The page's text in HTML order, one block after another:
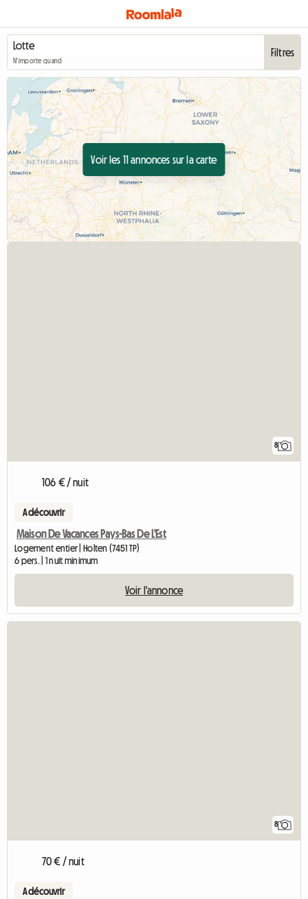
N'importe quand
Filtres
Voir les 11 annonces sur la carte
8
106 € / nuit
A découvrir
Maison De Vacances Pays-Bas De L'Est
Logement entier | Holten (7451 TP)
6 pers. | 1 nuit minimum
Voir l'annonce
8
70 € / nuit
A découvrir